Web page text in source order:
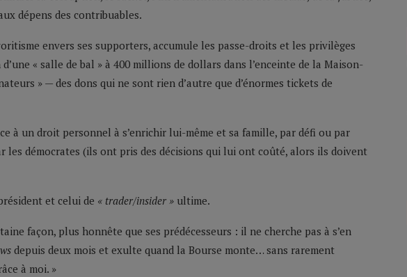
dépens des contribuables.
envers ses supporters, accumule les passe-droits et les privilèges
« salle de bal » à 400 millions de dollars dans l’enceinte de la Maison-
» — des dons qui ne sont rien d’autre que d’énormes tickets de
à un droit personnel à s’enrichir lui-même et sa famille, par défi ou par
les démocrates (ils ont pris des décisions qui lui ont coûté, alors ils doivent
et celui de « trader/insider » ultime.
façon, plus honnête que ses prédécesseurs : il ne cherche pas à s’en
depuis deux mois et exulte quand la Bourse monte… sans rarement
à moi. »